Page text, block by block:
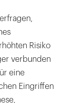
Risiko
verbunden
eine
Eingriffen